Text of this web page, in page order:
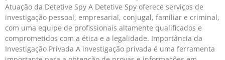
Atuação da Detetive Spy A Detetive Spy oferece serviços de
investigação pessoal, empresarial, conjugal, familiar e criminal,
com uma equipe de profissionais altamente qualificados e
comprometidos com a ética e a legalidade. Importância da
Investigação Privada A investigação privada é uma ferramenta